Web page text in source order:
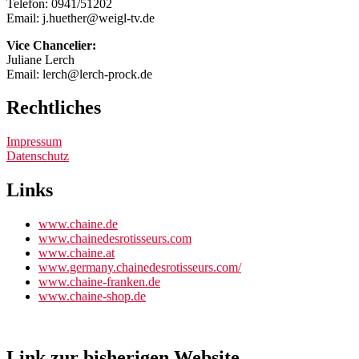
Telefon: 0941/51202
Email: j.huether@weigl-tv.de
Vice Chancelier:
Juliane Lerch
Email: lerch@lerch-prock.de
Rechtliches
Impressum
Datenschutz
Links
www.chaine.de
www.chainedesrotisseurs.com
www.chaine.at
www.germany.chainedesrotisseurs.com/
www.chaine-franken.de
www.chaine-shop.de